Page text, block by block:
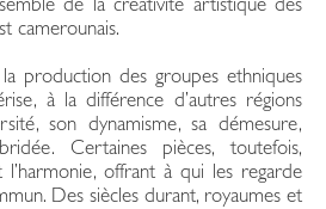
de la créativité artistique des
camerounais.
production des groupes ethniques
à la différence d’autres régions
son dynamisme, sa démesure,
Certaines pièces, toutefois,
offrant à qui les regarde
Des siècles durant, royaumes et